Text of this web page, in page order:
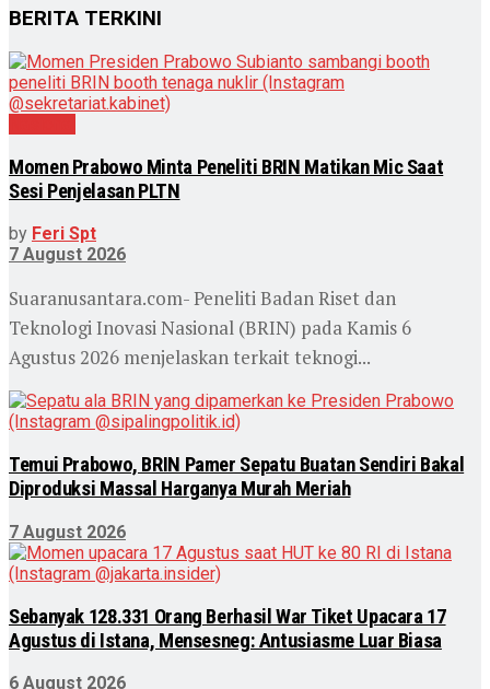
BERITA TERKINI
Momen Prabowo Minta Peneliti BRIN Matikan Mic Saat
Sesi Penjelasan PLTN
by Feri Spt
7 August 2026
Suaranusantara.com- Peneliti Badan Riset dan
Teknologi Inovasi Nasional (BRIN) pada Kamis 6
Agustus 2026 menjelaskan terkait teknogi...
Temui Prabowo, BRIN Pamer Sepatu Buatan Sendiri Bakal
Diproduksi Massal Harganya Murah Meriah
7 August 2026
Sebanyak 128.331 Orang Berhasil War Tiket Upacara 17
Agustus di Istana, Mensesneg: Antusiasme Luar Biasa
6 August 2026